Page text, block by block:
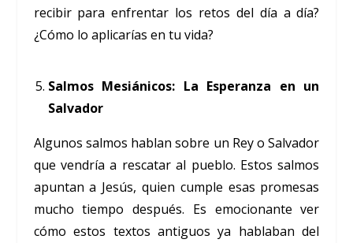
recibir para enfrentar los retos del día a día?
¿Cómo lo aplicarías en tu vida?
Salmos Mesiánicos: La Esperanza en un
Salvador
Algunos salmos hablan sobre un Rey o Salvador
que vendría a rescatar al pueblo. Estos salmos
apuntan a Jesús, quien cumple esas promesas
mucho tiempo después. Es emocionante ver
cómo estos textos antiguos ya hablaban del